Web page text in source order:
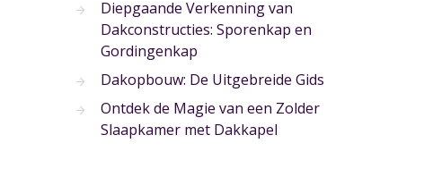
Diepgaande Verkenning van
Dakconstructies: Sporenkap en
Gordingenkap
Dakopbouw: De Uitgebreide Gids
Ontdek de Magie van een Zolder
Slaapkamer met Dakkapel